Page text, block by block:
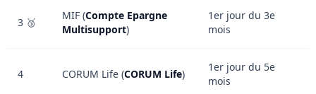
3 🥉
MIF (Compte Epargne
Multisupport)
1er jour du 3e
mois
4 CORUM Life (CORUM Life)
1er jour du 5e
mois